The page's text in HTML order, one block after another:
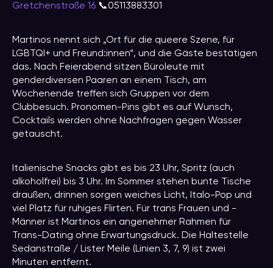
Gretchenstraße 16 📞05113883301
Martinos nennt sich „Ort für die queere Szene, für
LGBTQI+ und Freund:innen“, und die Gäste bestätigen
das. Nach Feierabend sitzen Büroleute mit
genderdiversen Paaren an einem Tisch, am
Wochenende treffen sich Gruppen vor dem
Clubbesuch. Pronomen-Pins gibt es auf Wunsch,
Cocktails werden ohne Nachfragen gegen Wasser
getauscht.
Italienische Snacks gibt es bis 23 Uhr, Spritz (auch
alkoholfrei) bis 3 Uhr. Im Sommer stehen bunte Tische
draußen, drinnen sorgen weiches Licht, Italo-Pop und
viel Platz für ruhiges Flirten. Für trans Frauen und -
Männer ist Martinos ein angenehmer Rahmen für
Trans-Dating ohne Erwartungsdruck. Die Haltestelle
Sedanstraße / Lister Meile (Linien 3, 7, 9) ist zwei
Minuten entfernt.